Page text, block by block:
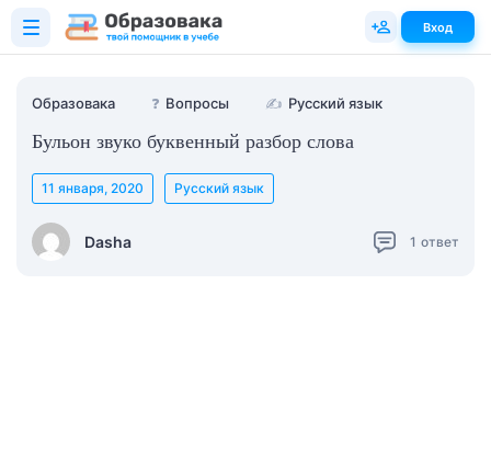
Образовака ❓ Вопросы ✍ Русский язык
Бульон звуко буквенный разбор слова
Dasha
11 января, 2020 Русский язык
1 ответ
Вход